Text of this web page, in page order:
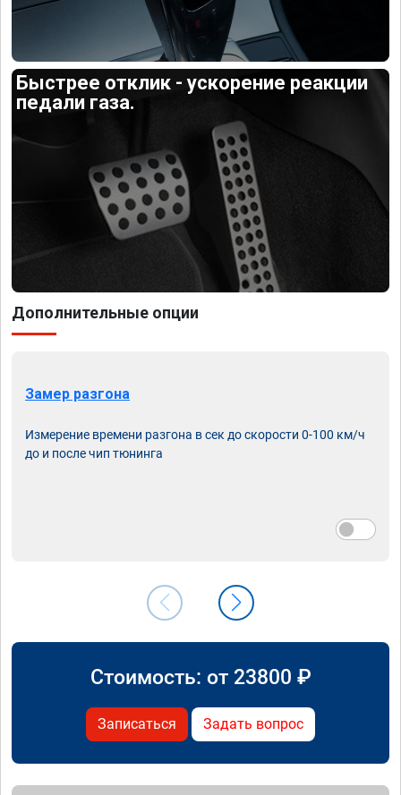
Быстрее отклик - ускорение реакции
педали газа.
Дополнительные опции
Замер разгона
Измерение времени разгона в сек до скорости 0-100 км/ч
до и после чип тюнинга
Стоимость: от 23800 ₽
Записаться Задать вопрос